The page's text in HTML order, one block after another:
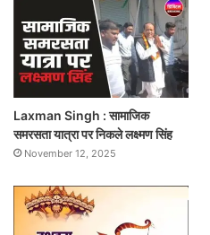
Laxman Singh : सामाजिक
समरसता यात्रा पर निकले लक्ष्मण सिंह
November 12, 2025